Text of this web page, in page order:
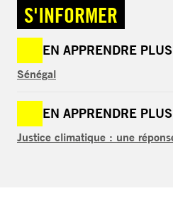
S'INFORMER
EN APPRENDRE
Sénégal
EN APPRENDRE
Justice climatique : une